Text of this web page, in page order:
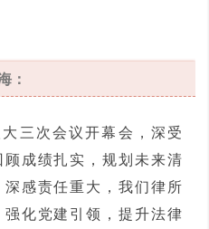
：
三次会议开幕会，深受
成绩扎实，规划未来清
感责任重大，我们律所
化党建引领，提升法律